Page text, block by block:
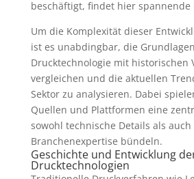
beschäftigt, findet hier spannende
Um die Komplexität dieser
ist es unabdingbar, die
Drucktechnologie mit historischen
vergleichen und die aktuellen
Sektor zu analysieren. Dabei
Quellen und Plattformen eine
sowohl technische Details als auch
Branchenexpertise bündeln.
Geschichte und Entwicklung
Drucktechnologien